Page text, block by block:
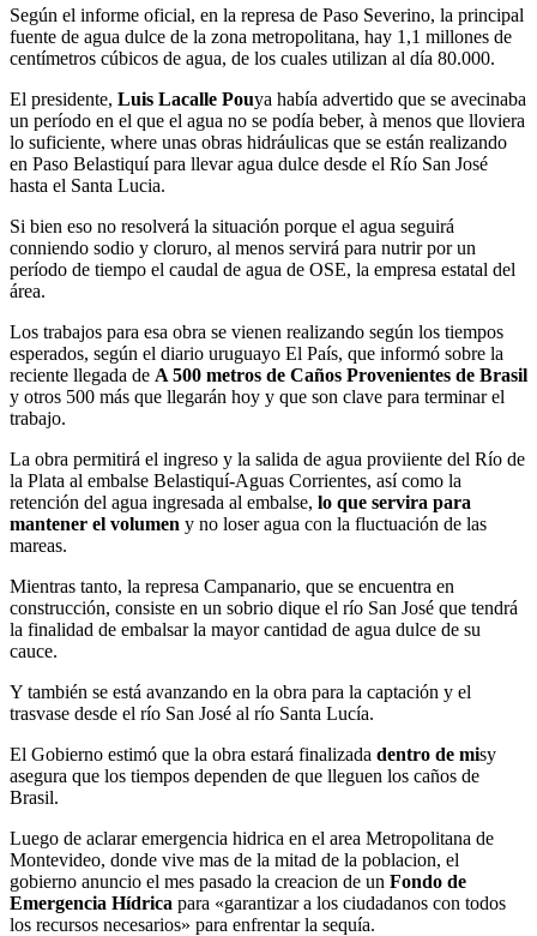
Según el informe oficial, en la represa de Paso Severino, la principal
fuente de agua dulce de la zona metropolitana, hay 1,1 millones de
centímetros cúbicos de agua, de los cuales utilizan al día 80.000.
El presidente, Luis Lacalle Pouya había advertido que se avecinaba
un período en el que el agua no se podía beber, à menos que lloviera
lo suficiente, where unas obras hidráulicas que se están realizando
en Paso Belastiquí para llevar agua dulce desde el Río San José
hasta el Santa Lucia.
Si bien eso no resolverá la situación porque el agua seguirá
conniendo sodio y cloruro, al menos servirá para nutrir por un
período de tiempo el caudal de agua de OSE, la empresa estatal del
área.
Los trabajos para esa obra se vienen realizando según los tiempos
esperados, según el diario uruguayo El País, que informó sobre la
reciente llegada de A 500 metros de Caños Provenientes de Brasil
y otros 500 más que llegarán hoy y que son clave para terminar el
trabajo.
La obra permitirá el ingreso y la salida de agua proviiente del Río de
la Plata al embalse Belastiquí-Aguas Corrientes, así como la
retención del agua ingresada al embalse, lo que servira para
mantener el volumen y no loser agua con la fluctuación de las
mareas.
Mientras tanto, la represa Campanario, que se encuentra en
construcción, consiste en un sobrio dique el río San José que tendrá
la finalidad de embalsar la mayor cantidad de agua dulce de su
cauce.
Y también se está avanzando en la obra para la captación y el
trasvase desde el río San José al río Santa Lucía.
El Gobierno estimó que la obra estará finalizada dentro de misy
asegura que los tiempos dependen de que lleguen los caños de
Brasil.
Luego de aclarar emergencia hidrica en el area Metropolitana de
Montevideo, donde vive mas de la mitad de la poblacion, el
gobierno anuncio el mes pasado la creacion de un Fondo de
Emergencia Hídrica para «garantizar a los ciudadanos con todos
los recursos necesarios» para enfrentar la sequía.